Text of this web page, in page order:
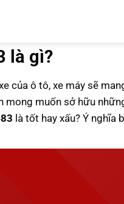
là gì?
của ô tô, xe máy sẽ
mong muốn sở hữu
là tốt hay xấu? Ý nghĩa